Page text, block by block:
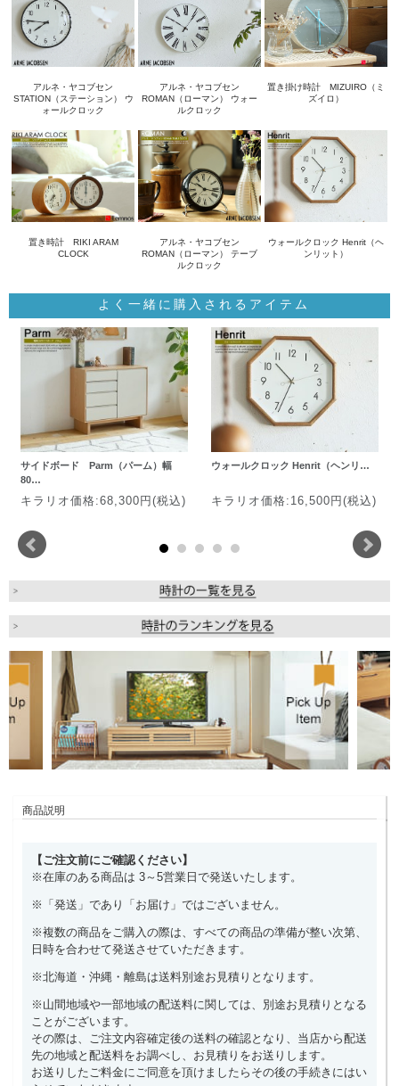
アルネ・ヤコブセン
STATION（ステーション） ウ
ォールクロック
アルネ・ヤコブセン
ROMAN（ローマン） ウォー
ルクロック
置き掛け時計 MIZUIRO（ミ
ズイロ）
置き時計 RIKI ARAM
CLOCK
アルネ・ヤコブセン
ROMAN（ローマン） テーブ
ルクロック
ウォールクロック Henrit（ヘ
ンリット）
よく一緒に購入されるアイテム
サイドボード Parm（パーム）幅
80…
キラリオ価格:68,300円(税込)
ウォールクロック Henrit（ヘンリ…
キラリオ価格:16,500円(税込)
商品説明
【ご注文前にご確認ください】
※在庫のある商品は 3～5営業日で発送いたします。
※「発送」であり「お届け」ではございません。
※複数の商品をご購入の際は、すべての商品の準備が整い次第、
日時を合わせて発送させていただきます。
※北海道・沖縄・離島は送料別途お見積りとなります。
※山間地域や一部地域の配送料に関しては、別途お見積りとなる
ことがございます。
その際は、ご注文内容確定後の送料の確認となり、当店から配送
先の地域と配送料をお調べし、お見積りをお送りします。
お送りしたご料金にご同意を頂けましたらその後の手続きにはい